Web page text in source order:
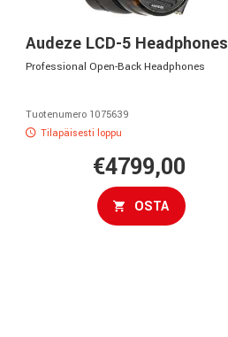
Audeze LCD-5 Headphones
Professional Open-Back Headphones
Tuotenumero 1075639
Tilapäisesti loppu
€4799,00
OSTA